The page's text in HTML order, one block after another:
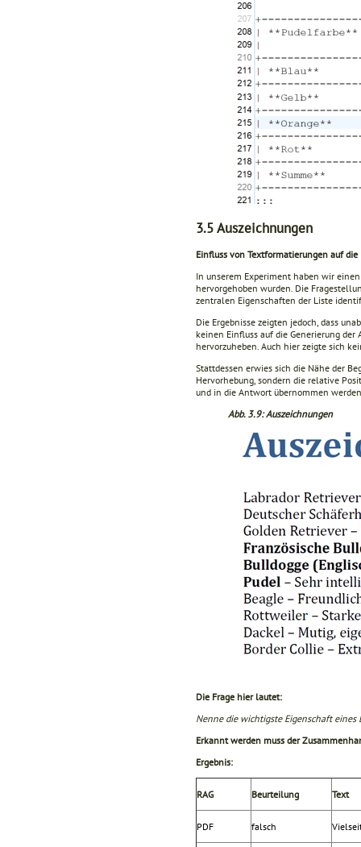
3.5Auszeichnungen
Einfluss von Textformatierungen auf
In unserem Experiment haben wir
hervorgehoben wurden. Die
zentralen Eigenschaften der Liste
Die Ergebnisse zeigten jedoch, dass
keinen Einfluss auf die Generierung
hervorzuheben. Auch hier zeigte sich
Stattdessen erwies sich die Nähe der
Hervorhebung, sondern die relative
und in die Antwort übernommen
Abb. 3.9: Auszeichnungen
Die Frage hier lautet:
Nenne die wichtigste Eigenschaft eines
Erkannt werden muss der
Ergebnis:
RAG Beurteilung Text
PDF falsch